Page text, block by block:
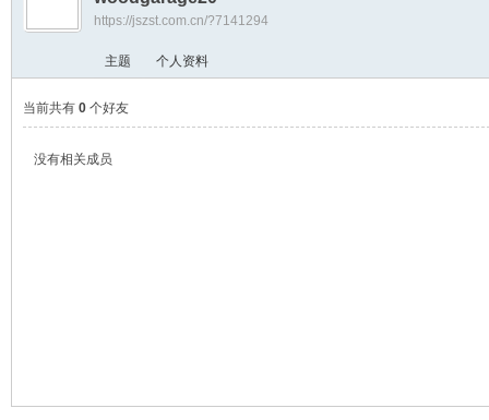
›
https://jszst.com.cn/?7141294
主题 个人资料
当前共有 0个好友
没有相关成员